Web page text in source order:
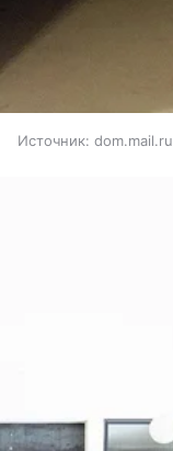
Источник: dom.mail.ru